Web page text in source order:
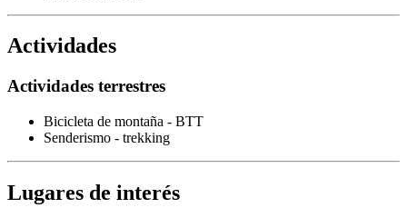
Actividades
Actividades terrestres
Bicicleta de montaña - BTT
Senderismo - trekking
Lugares de interés